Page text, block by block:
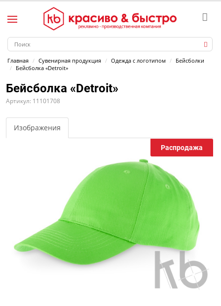
Главная Сувенирная продукция Одежда с логотипом
Бейсболки
Бейсболка «Detroit»
Бейсболка «Detroit»
Артикул: 11101708
Изображения
Распродажа